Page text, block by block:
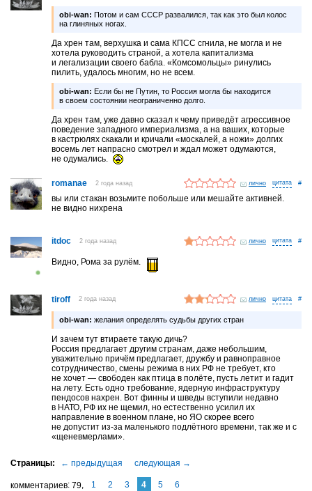
obi-wan: Потом и сам СССР развалился, так как это был колос
на глиняных ногах.
Да хрен там, верхушка и сама КПСС сгнила, не могла и не
хотела руководить страной, а хотела капитализма
и легализации своего бабла. «Комсомольцы» ринулись
пилить, удалось многим, но не всем.
obi-wan: Если бы не Путин, то Россия могла бы находится
в своем состоянии неограниченно долго.
Да хрен там, уже давно сказал к чему приведёт агрессивное
поведение западного империализма, а на ваших, которые
в кастрюлях скакали и кричали «москалей, а ножи» долгих
восемь лет напрасно смотрел и ждал может одумаются,
не одумались.
romanae 2 года назад лично #
вы или стакан возьмите побольше или мешайте активней.
не видно нихрена
itdoc 2 года назад лично #
Видно, Рома за рулём.
tiroff 2 года назад лично #
obi-wan: желания определять судьбы других стран
И зачем тут втираете такую дичь?
Россия предлагает другим странам, даже небольшим,
уважительно причём предлагает, дружбу и равноправное
сотрудничество, смены режима в них РФ не требует, кто
не хочет — свободен как птица в полёте, пусть летит и гадит
на лету. Есть одно требование, ядерную инфраструктуру
пендосов нахрен. Вот финны и шведы вступили недавно
в НАТО, РФ их не щемил, но естественно усилил их
направление в военном плане, но ЯО скорее всего
не допустит из-за маленького подлётного времени, так же и с
«щеневмерлами».
комментариев 79 1 2 3 4 5 6